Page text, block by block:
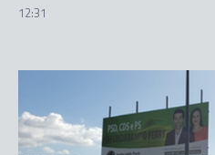
12:31